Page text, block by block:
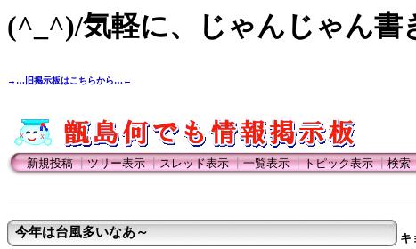
(^_^)/気軽に、じゃんじゃん書
→…旧掲示板はこちらから…←
新規投稿┃ツリー表示┃スレッド表示┃一覧表示┃トピック表示┃検索
今年は台風多いなあ～ キ